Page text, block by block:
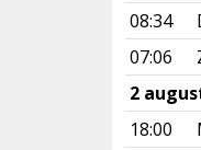
08:34
07:06
2
18:00